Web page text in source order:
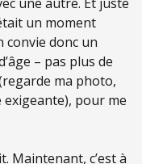
un moment
convie donc un
– pas plus de
ma photo,
exigeante), pour me
Maintenant, c’est à